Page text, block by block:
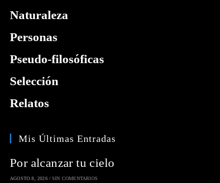
Naturaleza
Personas
Pseudo-filosóficas
Selección
Relatos
Mis Últimas Entradas
Por alcanzar tu cielo
AGOSTO 8, 2026 / SIN COMENTARIOS